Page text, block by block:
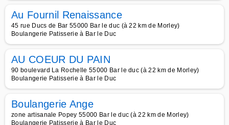
Au Fournil Renaissance
45 rue Ducs de Bar 55000 Bar le duc (à 22 km de Morley)
Boulangerie Patisserie à Bar le Duc
AU COEUR DU PAIN
90 boulevard La Rochelle 55000 Bar le duc (à 22 km de Morley)
Boulangerie Patisserie à Bar le Duc
Boulangerie Ange
zone artisanale Popey 55000 Bar le duc (à 22 km de Morley)
Boulangerie Patisserie à Bar le Duc